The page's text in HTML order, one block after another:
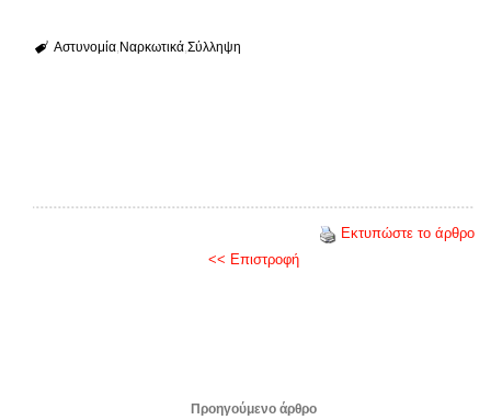
Αστυνομία Ναρκωτικά Σύλληψη
Εκτυπώστε το άρθρο
<< Επιστροφή
Προηγούμενο άρθρο